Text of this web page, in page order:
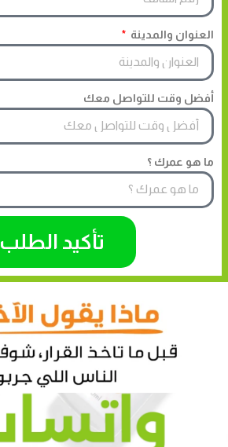
العنوان والمدينة
أفضل وقت للتواصل معك
ما هو عمرك ؟
تأكيد الطلب